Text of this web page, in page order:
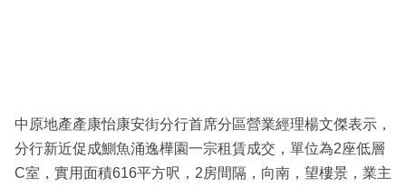
區
中原地產產康怡康安街分行首席分區營業經理楊文傑表示，
分行新近促成鰂魚涌逸樺園一宗租賃成交，單位為2座低層
C室，實用面積616平方呎，2房間隔，向南，望樓景，業主